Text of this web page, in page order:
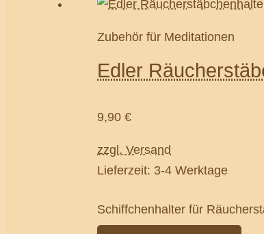
Zubehör für Meditationen
Edler
9,90 €
zzgl. Versand
Lieferzeit: 3-4 Werktage
Schiffchenhalter für